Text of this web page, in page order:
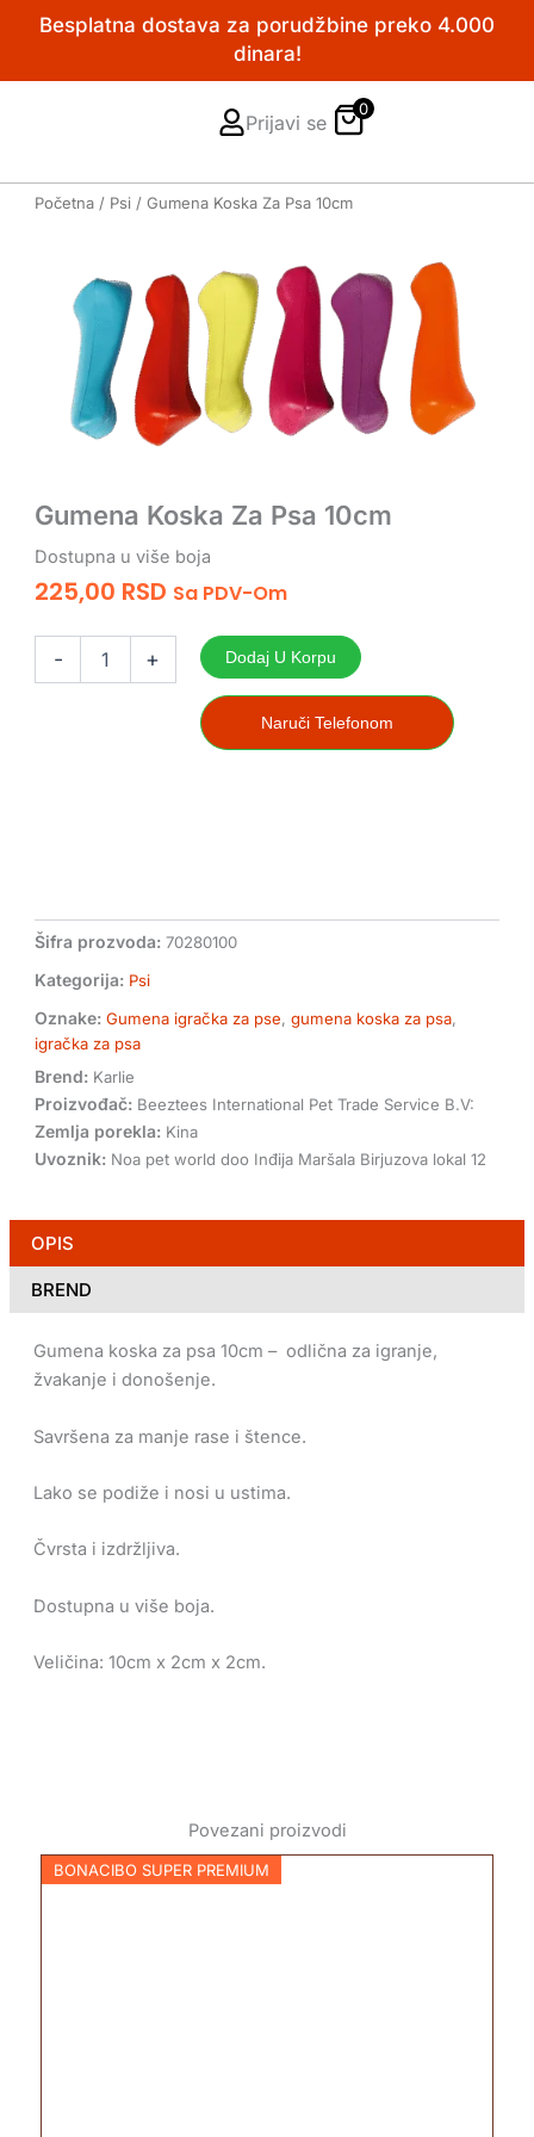
PređiBesplatna dostava za porudžbine preko 4.000
dinara!
Prijavi se
0
Početna / Psi / Gumena Koska Za Psa 10cm
Gumena Koska Za Psa 10cm
Dostupna u više boja
225,00 RSD Sa PDV-Om
- + Dodaj U Korpu
Naruči Telefonom
Šifra prozvoda:70280100
Kategorija: Psi
Oznake: Gumena igračka za pse,gumena koska za psa,
igračka za psa
Brend: Karlie
Proizvođač: Beeztees International Pet Trade Service B.V:
Zemlja porekla: Kina
Uvoznik: Noa pet world doo Inđija Maršala Birjuzova lokal 12
OPIS
BREND
Gumena koska za psa 10cm – odlična za igranje,
žvakanje i donošenje.
Savršena za manje rase i štence.
Lako se podiže i nosi u ustima.
Čvrsta i izdržljiva.
Dostupna u više boja.
Veličina: 10cm x 2cm x 2cm.
Povezani proizvodi
BONACIBO SUPER PREMIUM